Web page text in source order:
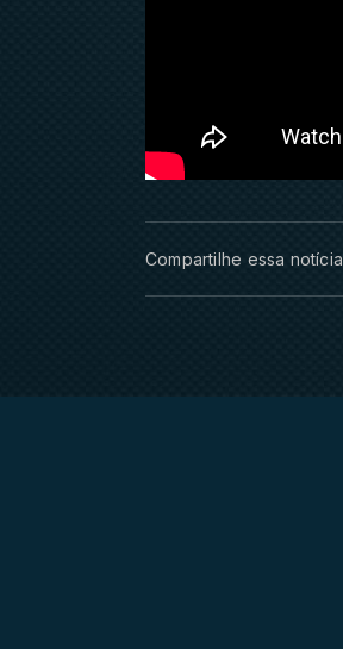
Compartilhe essa notícia